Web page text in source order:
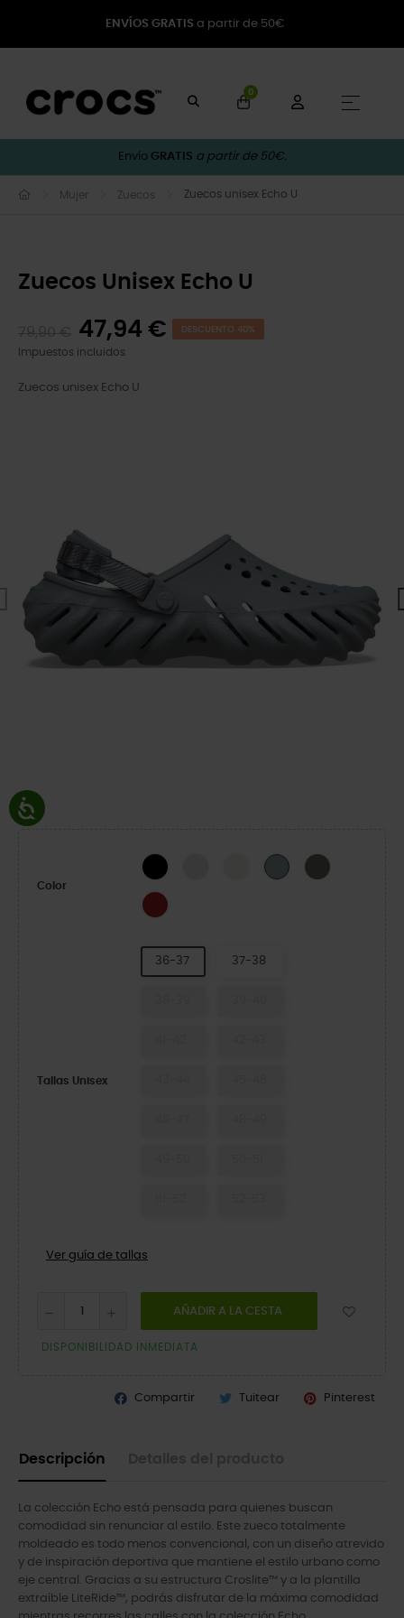
ENVÍOS GRATIS a partir de 50€
0
☰
Envío GRATIS a partir de 50€.
Mujer Zuecos Zuecos unisex Echo U
Zuecos Unisex Echo U
47,94 € DESCUENTO 40%
Impuestos incluidos
Zuecos unisex Echo U
Color
Black Bone/BlackConcreteDusty Olive
Heritage Red
Tallas Unisex
36-37 37-38
Ver guía de tallas
AÑADIR A LA CESTA
DISPONIBILIDAD INMEDIATA
Compartir Tuitear Pinterest
Descripción
La colección Echo está pensada para quienes buscan
comodidad sin renunciar al estilo. Este zueco totalmente
moldeado es todo menos convencional, con un diseño atrevido
y de inspiración deportiva que mantiene el estilo urbano como
eje central. Gracias a su estructura Croslite™ y a la plantilla
extraíble LiteRide™, podrás disfrutar de la máxima comodidad